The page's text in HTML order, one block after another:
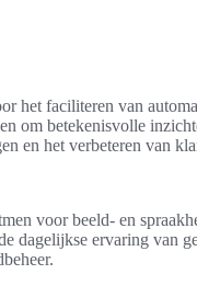
het faciliteren van
om betekenisvolle
en het verbeteren van
voor beeld- en
dagelijkse ervaring van